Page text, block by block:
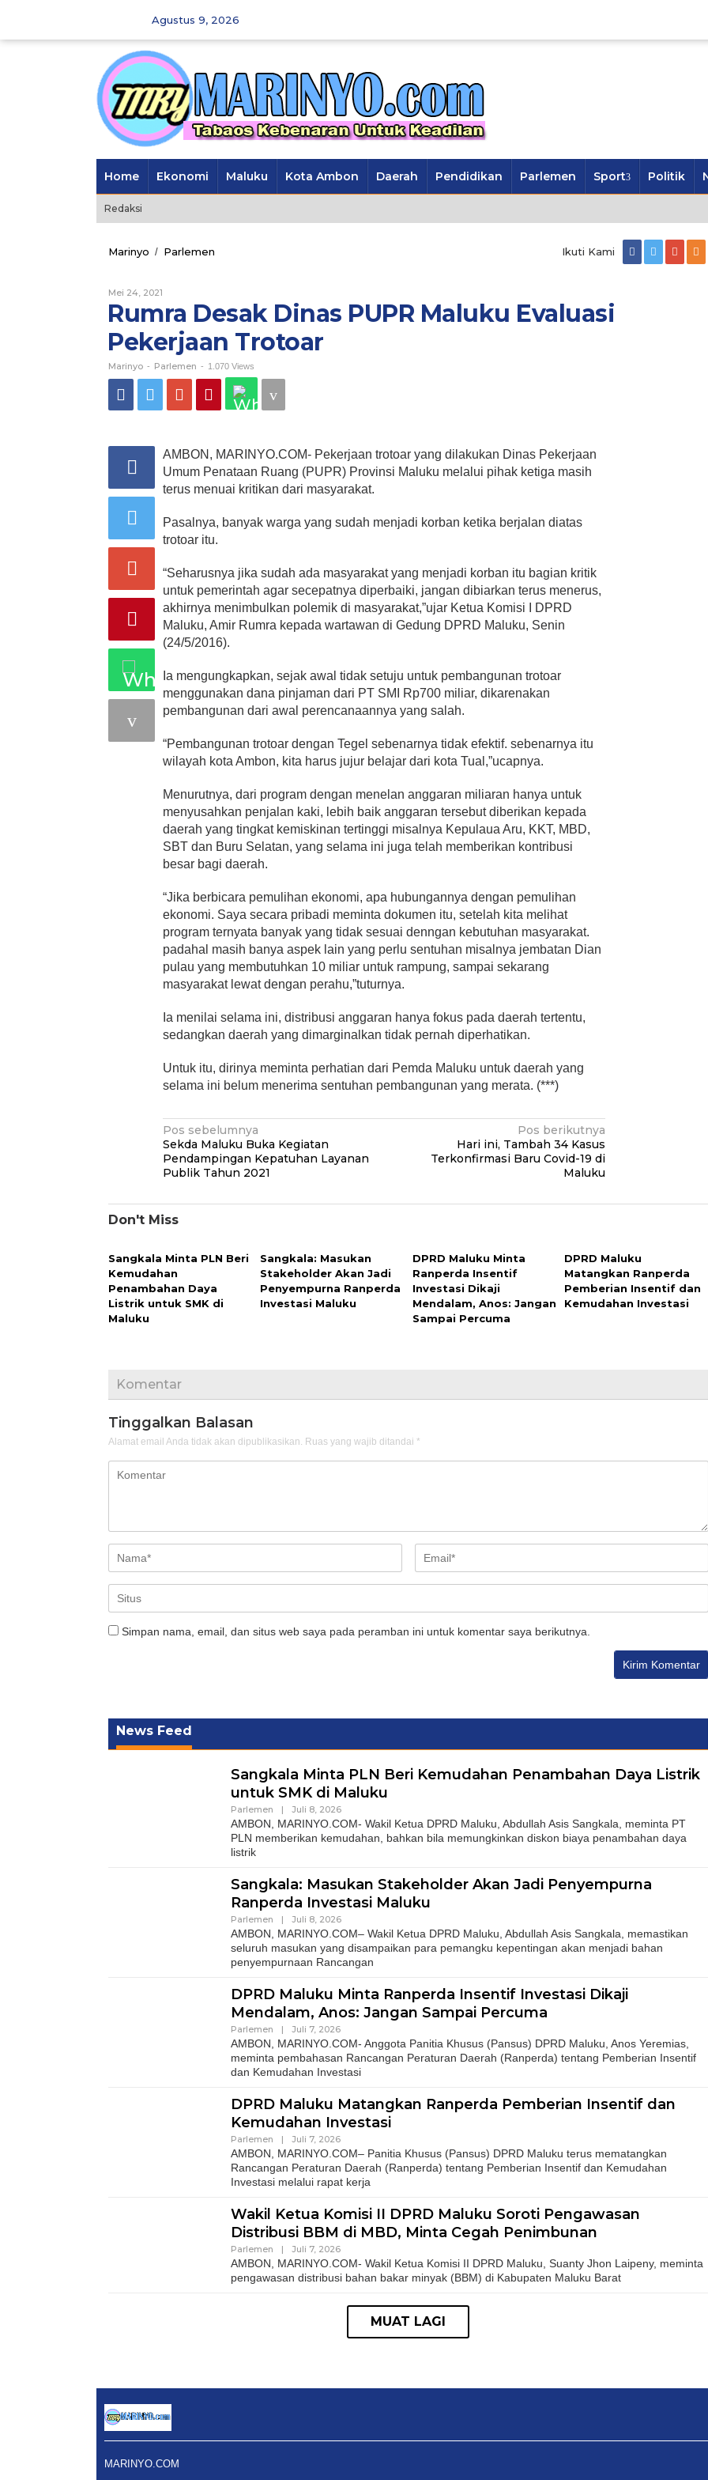
Agustus 9, 2026
Home Ekonomi Maluku Kota Ambon Daerah Pendidikan Parlemen Sport Politik
Redaksi
Marinyo / Parlemen
Maluku
Evaluasi
Pekerjaan
Trotoar
Ikuti Kami
Mei 24, 2021
Marinyo
Rumra Desak Dinas PUPR Maluku Evaluasi
Pekerjaan Trotoar
Marinyo - Parlemen - 1.070 Views
AMBON, MARINYO.COM- Pekerjaan trotoar yang dilakukan Dinas Pekerjaan
Umum Penataan Ruang (PUPR) Provinsi Maluku melalui pihak ketiga masih
terus menuai kritikan dari masyarakat.
Pasalnya, banyak warga yang sudah menjadi korban ketika berjalan diatas
trotoar itu.
“Seharusnya jika sudah ada masyarakat yang menjadi korban itu bagian kritik
untuk pemerintah agar secepatnya diperbaiki, jangan dibiarkan terus menerus,
akhirnya menimbulkan polemik di masyarakat,”ujar Ketua Komisi I DPRD
Maluku, Amir Rumra kepada wartawan di Gedung DPRD Maluku, Senin
(24/5/2016).
Ia mengungkapkan, sejak awal tidak setuju untuk pembangunan trotoar
menggunakan dana pinjaman dari PT SMI Rp700 miliar, dikarenakan
pembangunan dari awal perencanaannya yang salah.
“Pembangunan trotoar dengan Tegel sebenarnya tidak efektif. sebenarnya itu
wilayah kota Ambon, kita harus jujur belajar dari kota Tual,”ucapnya.
Menurutnya, dari program dengan menelan anggaran miliaran hanya untuk
menyusahkan penjalan kaki, lebih baik anggaran tersebut diberikan kepada
daerah yang tingkat kemiskinan tertinggi misalnya Kepulaua Aru, KKT, MBD,
SBT dan Buru Selatan, yang selama ini juga telah memberikan kontribusi
besar bagi daerah.
“Jika berbicara pemulihan ekonomi, apa hubungannya dengan pemulihan
ekonomi. Saya secara pribadi meminta dokumen itu, setelah kita melihat
program ternyata banyak yang tidak sesuai denngan kebutuhan masyarakat.
padahal masih banya aspek lain yang perlu sentuhan misalnya jembatan Dian
pulau yang membutuhkan 10 miliar untuk rampung, sampai sekarang
masyarakat lewat dengan perahu,”tuturnya.
Ia menilai selama ini, distribusi anggaran hanya fokus pada daerah tertentu,
sedangkan daerah yang dimarginalkan tidak pernah diperhatikan.
Untuk itu, dirinya meminta perhatian dari Pemda Maluku untuk daerah yang
selama ini belum menerima sentuhan pembangunan yang merata. (***)
Navigasi
pos
Pos sebelumnya
Sekda Maluku Buka Kegiatan
Pendampingan Kepatuhan Layanan
Publik Tahun 2021
Pos berikutnya
Hari ini, Tambah 34 Kasus
Terkonfirmasi Baru Covid-19 di
Maluku
Don't Miss
Sangkala Minta PLN Beri
Kemudahan
Penambahan Daya
Listrik untuk SMK di
Maluku
Sangkala: Masukan
Stakeholder Akan Jadi
Penyempurna Ranperda
Investasi Maluku
DPRD Maluku Minta
Ranperda Insentif
Investasi Dikaji
Mendalam, Anos: Jangan
Sampai Percuma
DPRD Maluku
Matangkan Ranperda
Pemberian Insentif dan
Kemudahan Investasi
Komentar
Tinggalkan Balasan
Alamat email Anda tidak akan dipublikasikan. Ruas yang wajib ditandai *
Simpan nama, email, dan situs web saya pada peramban ini untuk komentar saya berikutnya.
News Feed
Sangkala Minta PLN Beri Kemudahan Penambahan Daya Listrik
untuk SMK di Maluku
Parlemen | Juli 8, 2026
AMBON, MARINYO.COM- Wakil Ketua DPRD Maluku, Abdullah Asis Sangkala, meminta PT
PLN memberikan kemudahan, bahkan bila memungkinkan diskon biaya penambahan daya
listrik
Sangkala: Masukan Stakeholder Akan Jadi Penyempurna
Ranperda Investasi Maluku
Parlemen | Juli 8, 2026
AMBON, MARINYO.COM– Wakil Ketua DPRD Maluku, Abdullah Asis Sangkala, memastikan
seluruh masukan yang disampaikan para pemangku kepentingan akan menjadi bahan
penyempurnaan Rancangan
DPRD Maluku Minta Ranperda Insentif Investasi Dikaji
Mendalam, Anos: Jangan Sampai Percuma
Parlemen | Juli 7, 2026
AMBON, MARINYO.COM- Anggota Panitia Khusus (Pansus) DPRD Maluku, Anos Yeremias,
meminta pembahasan Rancangan Peraturan Daerah (Ranperda) tentang Pemberian Insentif
dan Kemudahan Investasi
DPRD Maluku Matangkan Ranperda Pemberian Insentif dan
Kemudahan Investasi
Parlemen | Juli 7, 2026
AMBON, MARINYO.COM– Panitia Khusus (Pansus) DPRD Maluku terus mematangkan
Rancangan Peraturan Daerah (Ranperda) tentang Pemberian Insentif dan Kemudahan
Investasi melalui rapat kerja
Wakil Ketua Komisi II DPRD Maluku Soroti Pengawasan
Distribusi BBM di MBD, Minta Cegah Penimbunan
Parlemen | Juli 7, 2026
AMBON, MARINYO.COM- Wakil Ketua Komisi II DPRD Maluku, Suanty Jhon Laipeny, meminta
pengawasan distribusi bahan bakar minyak (BBM) di Kabupaten Maluku Barat
MARINYO.COM